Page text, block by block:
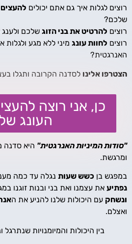
רוצים לגלות איך גם אתם יכולים
שלכם?
רוצים להרטיט את בני הזוג שלכם
רוצים לחוות עונג מיני ללא מגע ולגלות
האנרגטית?
הצטרפו אלינו לסדנה הקרובה ותגלו
כן, אני רוצה
העונג
"סודות המיניות האנרגטית" היא סדנה
ומרגשת.
במפגש בן כשש שעות נגלה עד כמה
נפתיע את עצמנו ואת בני ובנות זוגנו
ונשחק עם היכולות שלנו להניע את ה
ואצלם.
בין היכולות והמיומנויות